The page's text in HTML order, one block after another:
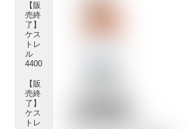
【販
売終
了】
ケス
トレ
ル
4400
【販
売終
了】
ケス
トレ